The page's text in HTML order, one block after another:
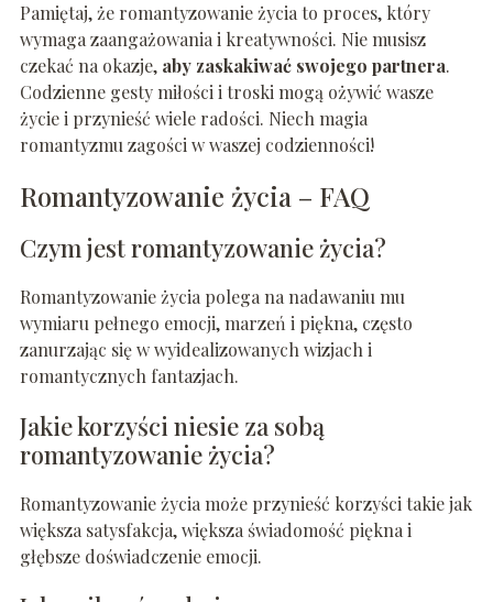
Pamiętaj, że romantyzowanie życia to proces, który
wymaga zaangażowania i kreatywności. Nie musisz
czekać na okazje,aby zaskakiwać swojego partnera.
Codzienne gesty miłości i troski mogą ożywić wasze
życie i przynieść wiele radości. Niech magia
romantyzmu zagości w waszej codzienności!
Romantyzowanie życia – FAQ
Czym jest romantyzowanie życia?
Romantyzowanie życia polega na nadawaniu mu
wymiaru pełnego emocji, marzeń i piękna, często
zanurzając się w wyidealizowanych wizjach i
romantycznych fantazjach.
Jakie korzyści niesie za sobą
romantyzowanie życia?
Romantyzowanie życia może przynieść korzyści takie jak
większa satysfakcja, większa świadomość piękna i
głębsze doświadczenie emocji.